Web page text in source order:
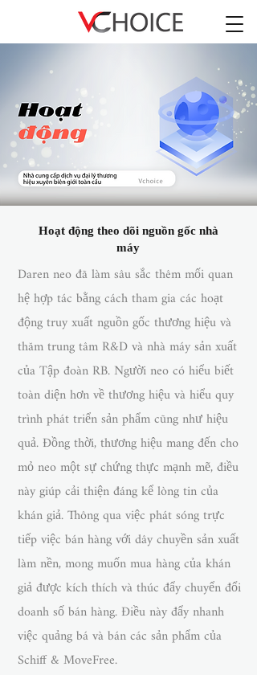
Hoạt động theo dõi nguồn gốc nhà
máy
Daren neo đã làm sâu sắc thêm mối quan
hệ hợp tác bằng cách tham gia các hoạt
động truy xuất nguồn gốc thương hiệu và
thăm trung tâm R&D và nhà máy sản xuất
của Tập đoàn RB. Người neo có hiểu biết
toàn diện hơn về thương hiệu và hiểu quy
trình phát triển sản phẩm cũng như hiệu
quả. Đồng thời, thương hiệu mang đến cho
mỏ neo một sự chứng thực mạnh mẽ, điều
này giúp cải thiện đáng kể lòng tin của
khán giả. Thông qua việc phát sóng trực
tiếp việc bán hàng với dây chuyền sản xuất
làm nền, mong muốn mua hàng của khán
giả được kích thích và thúc đẩy chuyển đổi
doanh số bán hàng. Điều này đẩy nhanh
việc quảng bá và bán các sản phẩm của
Schiff & MoveFree.